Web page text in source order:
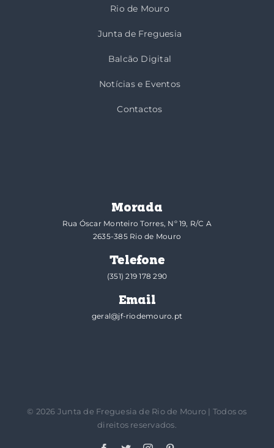
Rio de Mouro
Junta de Freguesia
Balcão Digital
Notícias e Eventos
Contactos
Morada
Rua Óscar Monteiro Torres, Nº 19, R/C A
2635-385 Rio de Mouro
Telefone
(351) 219 178 290
Email
geral@jf-riodemouro.pt
© 2026 Junta de Freguesia de Rio de Mouro | Todos os
direitos reservados.